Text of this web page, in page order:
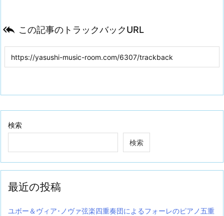
 この記事のトラックバックURL
検索
検索
最近の投稿
ユボー＆ヴィア･ノヴァ弦楽四重奏団によるフォーレのピアノ五重